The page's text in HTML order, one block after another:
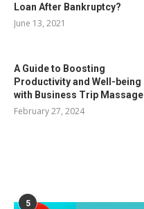
Loan After Bankruptcy?
June 13, 2021
A Guide to Boosting
Productivity and Well-being
with Business Trip Massage
February 27, 2024
5